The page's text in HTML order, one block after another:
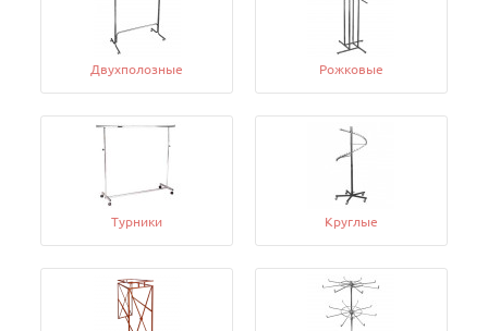
Двухполозные Рожковые
Турники Круглые